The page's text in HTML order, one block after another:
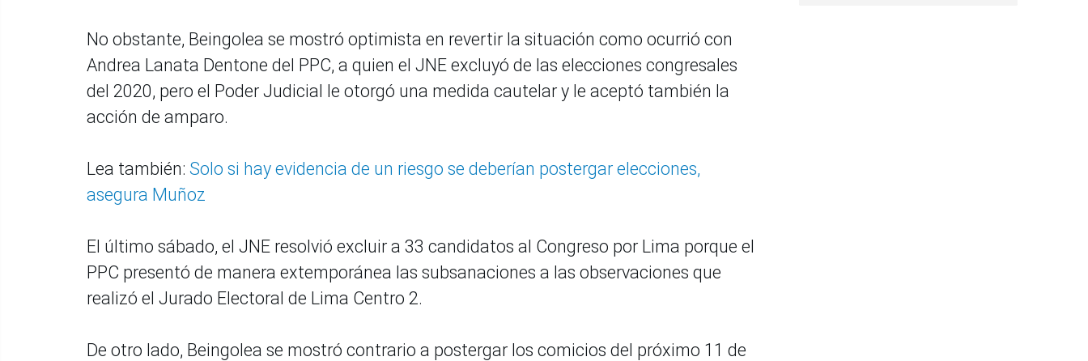
No obstante, Beingolea se mostró optimista en revertir la situación como ocurrió con
Andrea Lanata Dentone del PPC, a quien el JNE excluyó de las elecciones congresales
del 2020, pero el Poder Judicial le otorgó una medida cautelar y le aceptó también la
acción de amparo.
Lea también: Solo si hay evidencia de un riesgo se deberían postergar elecciones,
asegura Muñoz
El último sábado, el JNE resolvió excluir a 33 candidatos al Congreso por Lima porque el
PPC presentó de manera extemporánea las subsanaciones a las observaciones que
realizó el Jurado Electoral de Lima Centro 2.
De otro lado, Beingolea se mostró contrario a postergar los comicios del próximo 11 de